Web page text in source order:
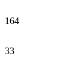
164
33